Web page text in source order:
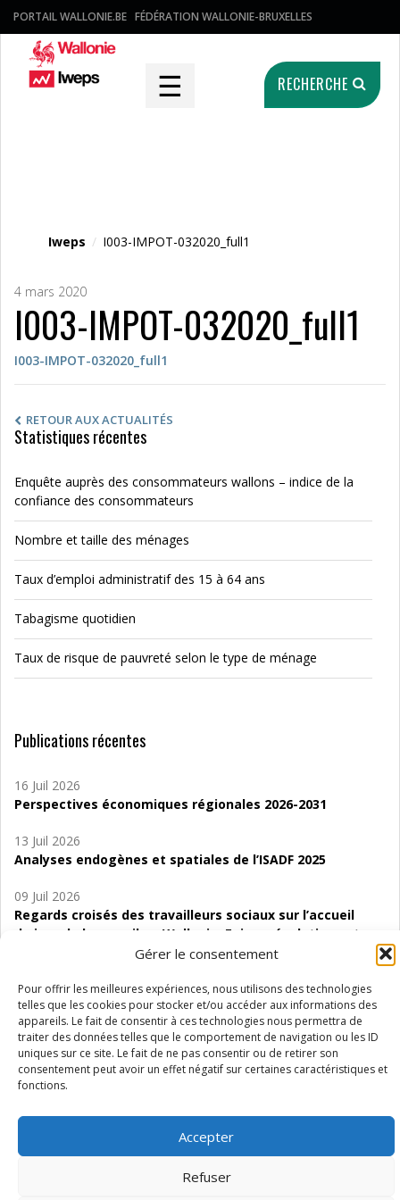
Gérer le consentement
Pour offrir les meilleures expériences, nous utilisons des technologies
telles que les cookies pour stocker et/ou accéder aux informations des
appareils. Le fait de consentir à ces technologies nous permettra de
traiter des données telles que le comportement de navigation ou les ID
uniques sur ce site. Le fait de ne pas consentir ou de retirer son
consentement peut avoir un effet négatif sur certaines caractéristiques et
fonctions.
Accepter
Refuser
PORTAIL WALLONIE.BE FÉDÉRATION WALLONIE-BRUXELLES
☰ RECHERCHE
Iweps / I003-IMPOT-032020_full1
4 mars 2020
I003-IMPOT-032020_full1
I003-IMPOT-032020_full1
RETOUR AUX ACTUALITÉS
Statistiques récentes
Enquête auprès des consommateurs wallons – indice de la
confiance des consommateurs
Nombre et taille des ménages
Taux d’emploi administratif des 15 à 64 ans
Tabagisme quotidien
Taux de risque de pauvreté selon le type de ménage
Publications récentes
16 Juil 2026
Perspectives économiques régionales 2026-2031
13 Juil 2026
Analyses endogènes et spatiales de l’ISADF 2025
09 Juil 2026
Regards croisés des travailleurs sociaux sur l’accueil
de jour de bas seuil en Wallonie. Enjeux, évolutions et
06 Juil 2026
Étude d’évaluabilité des Structures
d’accompagnement à l’autocréation d’emploi (SAACE)
01 Juil 2026
Pénurie du personnel infirmier :quels indicateurs
Wallonie ?